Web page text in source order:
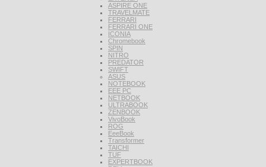
ASPIRE ONE
TRAVELMATE
FERRARI
FERRARI ONE
ICONIA
Chromebook
SPIN
NITRO
PREDATOR
SWIFT
ASUS
NOTEBOOK
EEE PC
NETBOOK
ULTRABOOK
ZENBOOK
VivoBook
ROG
EeeBook
Transformer
TAICHI
TUF
EXPERTBOOK